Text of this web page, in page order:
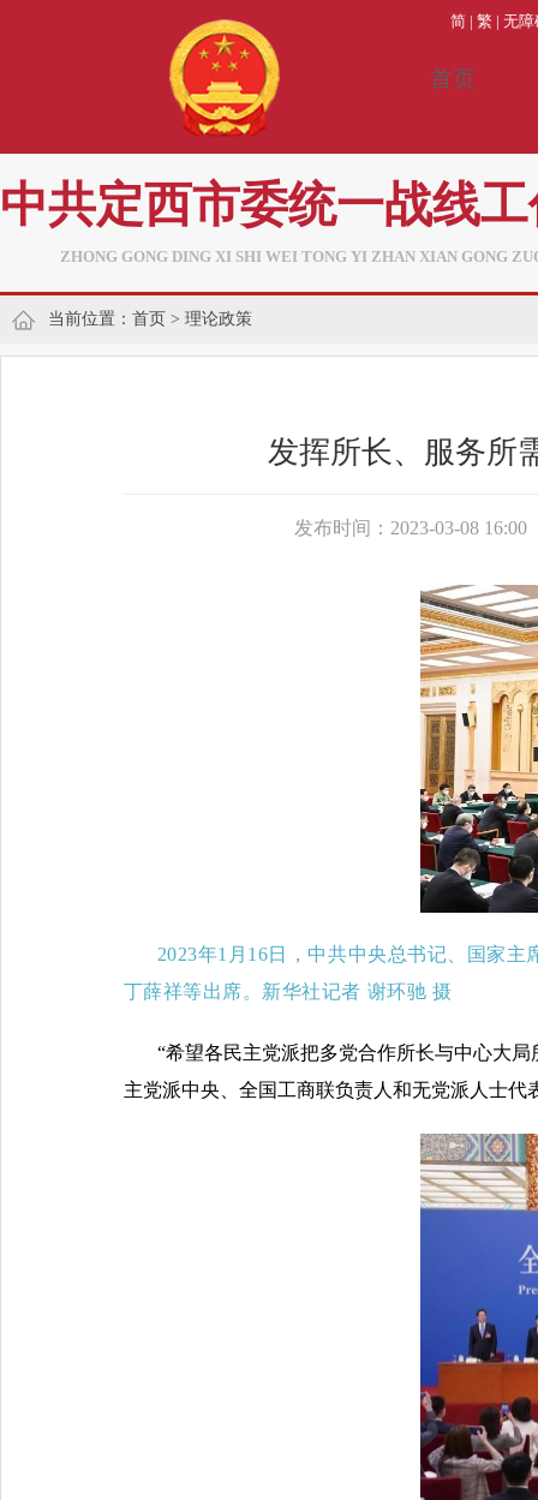
简 | 繁 | 无障
首页
中共定西市委统一战线
ZHONG GONG DING XI SHI WEI TONG YI ZHAN XIAN GONG
当前位置： 首页 > 理论政策
发挥所长、服务所
发布时间：2023-03-08 16:00
2023年1月16日，中共中央总书记、国家
丁薛祥等出席。新华社记者 谢环驰 摄
“希望各民主党派把多党合作所长与中心大局
主党派中央、全国工商联负责人和无党派人士代